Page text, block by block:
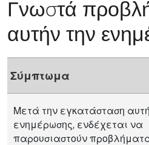
Γνωστά
αυτήν την
Σύμπτωμα
Μετά την εγκατάσταση
ενημέρωσης, ενδέχεται να
παρουσιαστούν